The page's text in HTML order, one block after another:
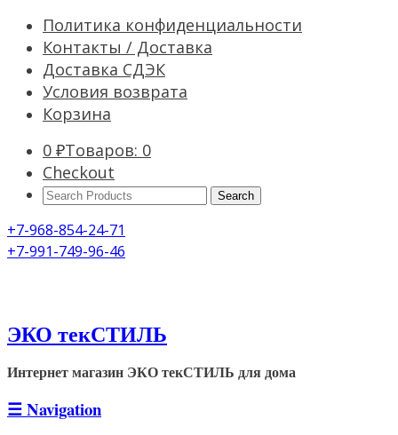
Политика конфиденциальности
Контакты / Доставка
Доставка СДЭК
Условия возврата
Корзина
0 ₽Товаров: 0
Checkout
Search
+7-968-854-24-71
+7-991-749-96-46
ЭКО текСТИЛЬ
Интернет магазин ЭКО текСТИЛЬ для дома
☰Navigation